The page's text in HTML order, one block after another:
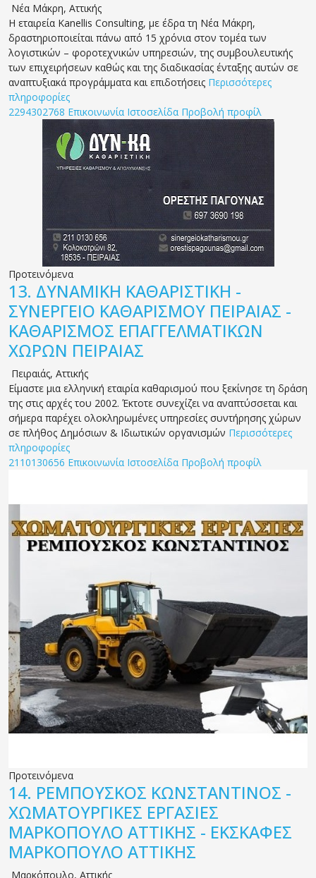
Νέα Μάκρη, Αττικής
Η εταιρεία Kanellis Consulting, με έδρα τη Νέα Μάκρη,
δραστηριοποιείται πάνω από 15 χρόνια στον τομέα των
λογιστικών – φοροτεχνικών υπηρεσιών, της συμβουλευτικής
των επιχειρήσεων καθώς και της διαδικασίας ένταξης αυτών σε
αναπτυξιακά προγράμματα και επιδοτήσεις Περισσότερες
πληροφορίες
2294302768 Επικοινωνία Ιστοσελίδα Προβολή προφίλ
Προτεινόμενα
13. ΔΥΝΑΜΙΚΗ ΚΑΘΑΡΙΣΤΙΚΗ -
ΣΥΝΕΡΓΕΙΟ ΚΑΘΑΡΙΣΜΟΥ ΠΕΙΡΑΙΑΣ -
ΚΑΘΑΡΙΣΜΟΣ ΕΠΑΓΓΕΛΜΑΤΙΚΩΝ
ΧΩΡΩΝ ΠΕΙΡΑΙΑΣ
Πειραιάς, Αττικής
Είμαστε μια ελληνική εταιρία καθαρισμού που ξεκίνησε τη δράση
της στις αρχές του 2002. Έκτοτε συνεχίζει να αναπτύσσεται και
σήμερα παρέχει ολοκληρωμένες υπηρεσίες συντήρησης χώρων
σε πλήθος Δημόσιων & Ιδιωτικών οργανισμών Περισσότερες
πληροφορίες
2110130656 Επικοινωνία Ιστοσελίδα Προβολή προφίλ
Προτεινόμενα
14. ΡΕΜΠΟΥΣΚΟΣ ΚΩΝΣΤΑΝΤΙΝΟΣ -
ΧΩΜΑΤΟΥΡΓΙΚΕΣ ΕΡΓΑΣΙΕΣ
ΜΑΡΚΟΠΟΥΛΟ ΑΤΤΙΚΗΣ - ΕΚΣΚΑΦΕΣ
ΜΑΡΚΟΠΟΥΛΟ ΑΤΤΙΚΗΣ
Μαρκόπουλο, Αττικής